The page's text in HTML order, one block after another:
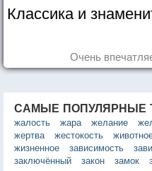
Классика и
Очень
САМЫЕ ПОПУЛЯРНЫЕ
жалость
жара желание
жертва
жестокость
жизненное
зависимость
заключённый
закон замок